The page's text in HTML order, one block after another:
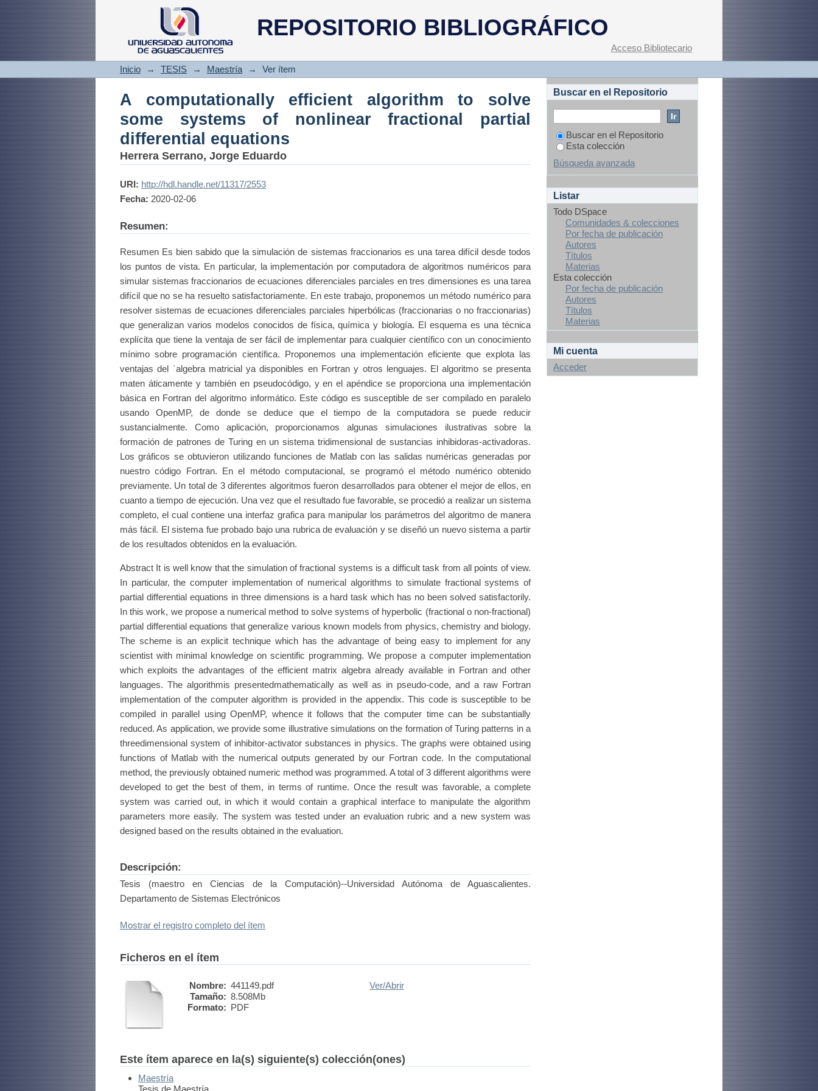
REPOSITORIO BIBLIOGRÁFICO
A computationally efficient algorithm to solve some systems of
nonlinear fractional partial differential equations
Acceso Bibliotecario
Inicio → TESIS → Maestría → Ver ítem
A computationally efficient algorithm to solve
some systems of nonlinear fractional partial
differential equations
Herrera Serrano, Jorge Eduardo
URI: http://hdl.handle.net/11317/2553
Fecha: 2020-02-06
Resumen:
Resumen Es bien sabido que la simulación de sistemas fraccionarios es una tarea difícil desde todos
los puntos de vista. En particular, la implementación por computadora de algoritmos numéricos para
simular sistemas fraccionarios de ecuaciones diferenciales parciales en tres dimensiones es una tarea
difícil que no se ha resuelto satisfactoriamente. En este trabajo, proponemos un método numérico para
resolver sistemas de ecuaciones diferenciales parciales hiperbólicas (fraccionarias o no fraccionarias)
que generalizan varios modelos conocidos de física, química y biología. El esquema es una técnica
explícita que tiene la ventaja de ser fácil de implementar para cualquier científico con un conocimiento
mínimo sobre programación científica. Proponemos una implementación eficiente que explota las
ventajas del ´algebra matricial ya disponibles en Fortran y otros lenguajes. El algoritmo se presenta
maten áticamente y también en pseudocódigo, y en el apéndice se proporciona una implementación
básica en Fortran del algoritmo informático. Este código es susceptible de ser compilado en paralelo
usando OpenMP, de donde se deduce que el tiempo de la computadora se puede reducir
sustancialmente. Como aplicación, proporcionamos algunas simulaciones ilustrativas sobre la
formación de patrones de Turing en un sistema tridimensional de sustancias inhibidoras-activadoras.
Los gráficos se obtuvieron utilizando funciones de Matlab con las salidas numéricas generadas por
nuestro código Fortran. En el método computacional, se programó el método numérico obtenido
previamente. Un total de 3 diferentes algoritmos fueron desarrollados para obtener el mejor de ellos, en
cuanto a tiempo de ejecución. Una vez que el resultado fue favorable, se procedió a realizar un sistema
completo, el cual contiene una interfaz grafica para manipular los parámetros del algoritmo de manera
más fácil. El sistema fue probado bajo una rubrica de evaluación y se diseñó un nuevo sistema a partir
de los resultados obtenidos en la evaluación.
Abstract It is well know that the simulation of fractional systems is a difficult task from all points of view.
In particular, the computer implementation of numerical algorithms to simulate fractional systems of
partial differential equations in three dimensions is a hard task which has no been solved satisfactorily.
In this work, we propose a numerical method to solve systems of hyperbolic (fractional o non-fractional)
partial differential equations that generalize various known models from physics, chemistry and biology.
The scheme is an explicit technique which has the advantage of being easy to implement for any
scientist with minimal knowledge on scientific programming. We propose a computer implementation
which exploits the advantages of the efficient matrix algebra already available in Fortran and other
languages. The algorithmis presentedmathematically as well as in pseudo-code, and a raw Fortran
implementation of the computer algorithm is provided in the appendix. This code is susceptible to be
compiled in parallel using OpenMP, whence it follows that the computer time can be substantially
reduced. As application, we provide some illustrative simulations on the formation of Turing patterns in a
threedimensional system of inhibitor-activator substances in physics. The graphs were obtained using
functions of Matlab with the numerical outputs generated by our Fortran code. In the computational
method, the previously obtained numeric method was programmed. A total of 3 different algorithms were
developed to get the best of them, in terms of runtime. Once the result was favorable, a complete
system was carried out, in which it would contain a graphical interface to manipulate the algorithm
parameters more easily. The system was tested under an evaluation rubric and a new system was
designed based on the results obtained in the evaluation.
Descripción:
Tesis (maestro en Ciencias de la Computación)--Universidad Autónoma de Aguascalientes.
Departamento de Sistemas Electrónicos
Mostrar el registro completo del ítem
Ficheros en el ítem
Nombre: 441149.pdf
Tamaño: 8.508Mb
Formato: PDF
Ver/Abrir
Este ítem aparece en la(s) siguiente(s) colección(ones)
Maestría
Tesis de Maestría
Buscar en el Repositorio
Buscar en el Repositorio
Esta colección
Búsqueda avanzada
Listar
Todo DSpace
Comunidades & colecciones
Por fecha de publicación
Autores
Títulos
Materias
Esta colección
Por fecha de publicación
Autores
Títulos
Materias
Mi cuenta
Acceder